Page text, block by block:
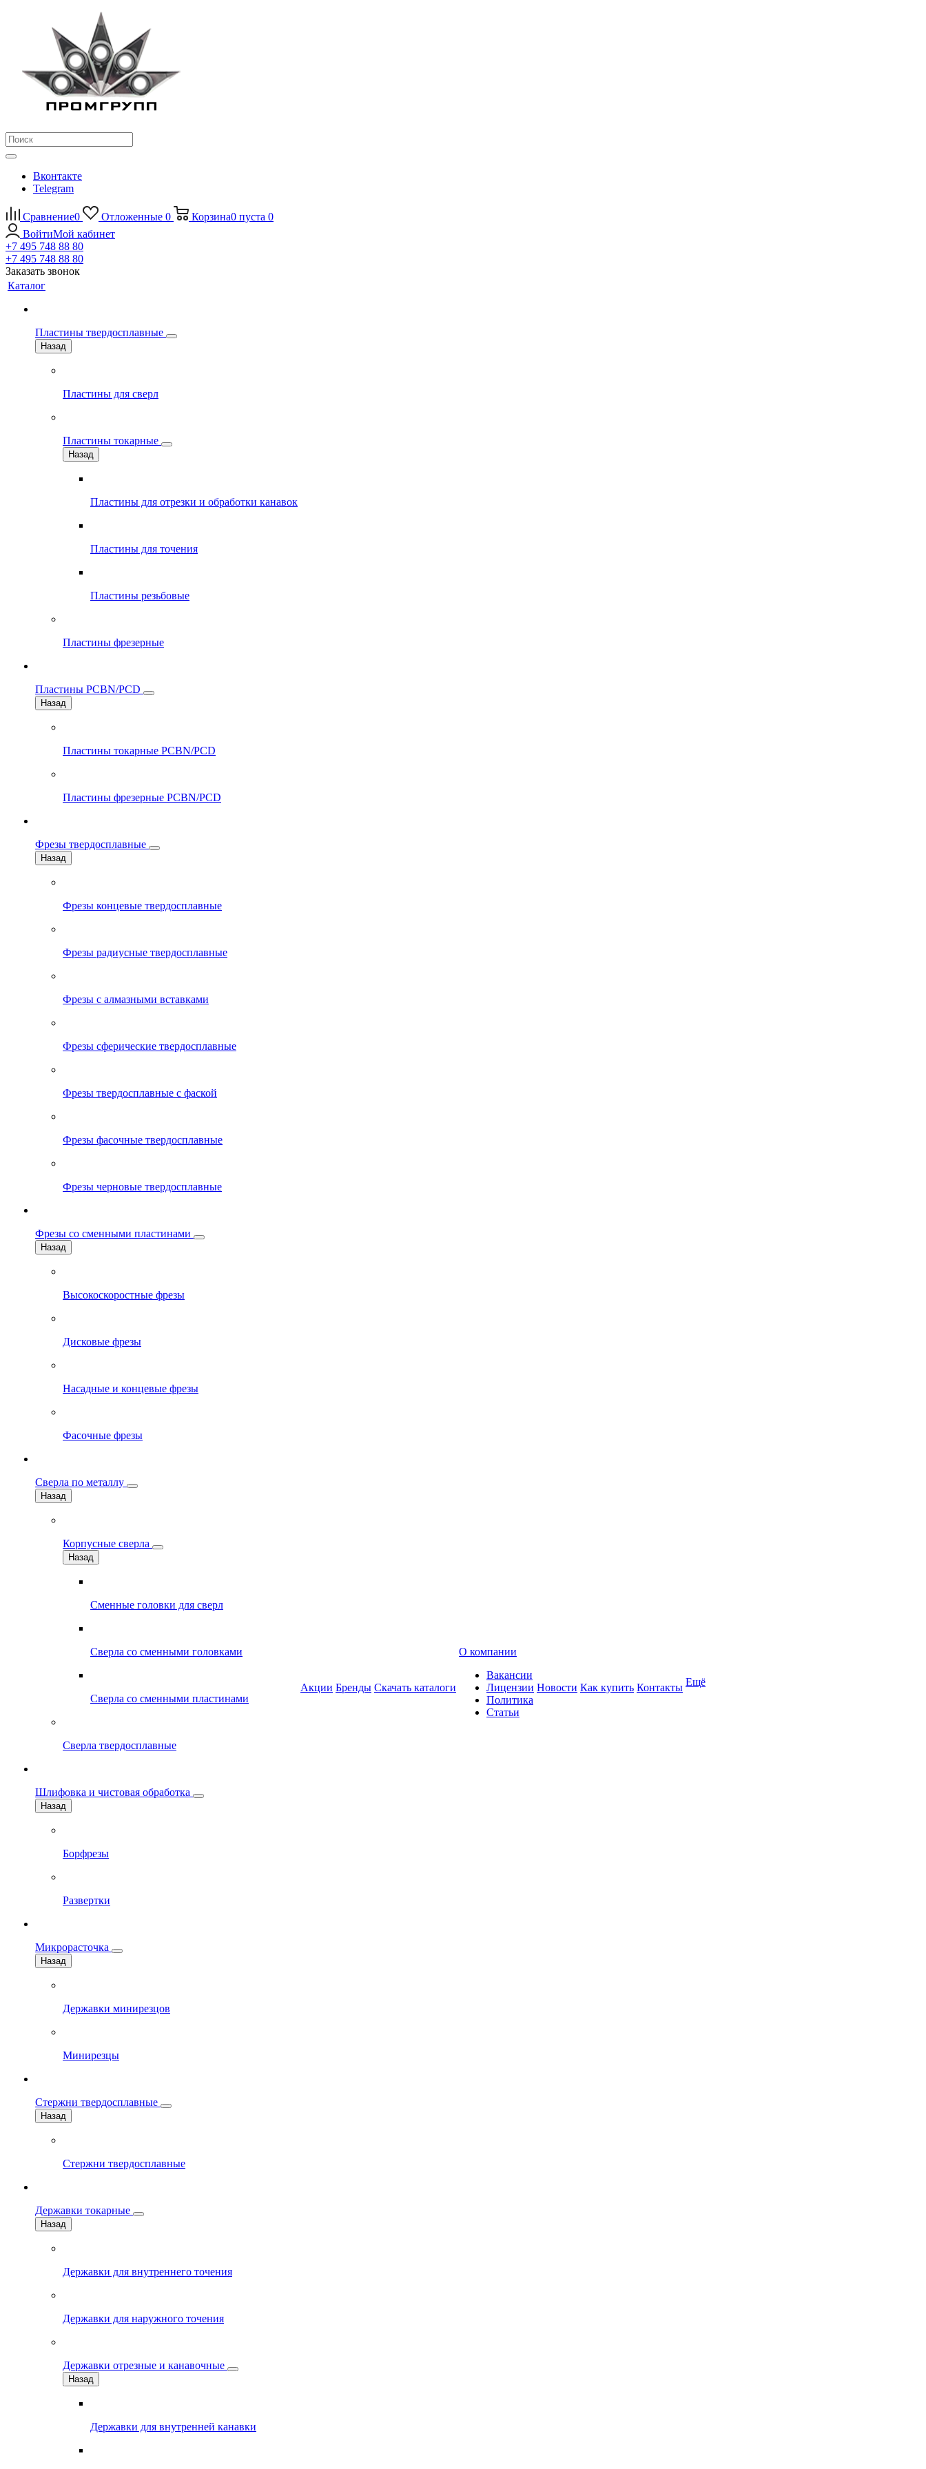
Вконтакте
Telegram
Сравнение0 Отложенные 0 Корзина0 пуста 0
ВойтиМой кабинет
+7 495 748 88 80
+7 495 748 88 80
Заказать звонок
Каталог
Пластины твердосплавные
Назад
Пластины для сверл
Пластины токарные
Назад
Пластины для отрезки и обработки канавок
Пластины для точения
Пластины резьбовые
Пластины фрезерные
Пластины PCBN/PCD
Назад
Пластины токарные PCBN/PCD
Пластины фрезерные PCBN/PCD
Фрезы твердосплавные
Назад
Фрезы концевые твердосплавные
Фрезы радиусные твердосплавные
Фрезы с алмазными вставками
Фрезы сферические твердосплавные
Фрезы твердосплавные с фаской
Фрезы фасочные твердосплавные
Фрезы черновые твердосплавные
Фрезы со сменными пластинами
Назад
Высокоскоростные фрезы
Дисковые фрезы
Насадные и концевые фрезы
Фасочные фрезы
Сверла по металлу
Назад
Корпусные сверла
Назад
Сменные головки для сверл
Сверла со сменными головками
Сверла со сменными пластинами
Сверла твердосплавные
Шлифовка и чистовая обработка
Назад
Борфрезы
Развертки
Микрорасточка
Назад
Державки минирезцов
Минирезцы
Стержни твердосплавные
Назад
Стержни твердосплавные
Державки токарные
Назад
Державки для внутреннего точения
Державки для наружного точения
Державки отрезные и канавочные
Назад
Державки для внутренней канавки
Акции Бренды Скачать каталоги
О компании
Вакансии
Лицензии
Политика
Статьи
Новости Как купить Контакты Ещё